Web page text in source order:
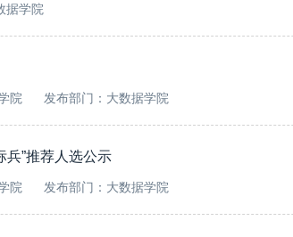
据学院
院 发布部门：大数据学院
兵”推荐人选公示
院 发布部门：大数据学院